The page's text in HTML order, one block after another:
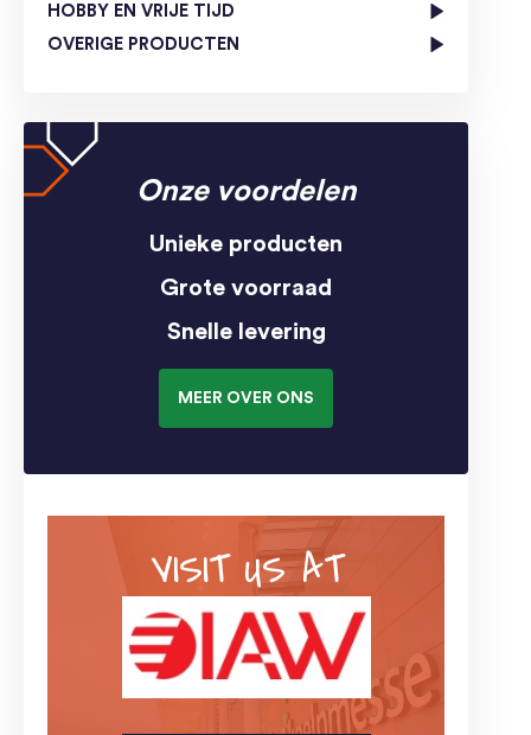
HOBBY EN VRIJE TIJD
OVERIGE PRODUCTEN
Onze voordelen
Unieke producten
Grote voorraad
Snelle levering
MEER OVER ONS
VISIT US AT